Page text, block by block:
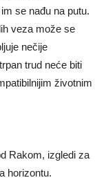
se nađu na putu.
veza može se
nečije
trud neće biti
životnim
Rakom, izgledi za
horizontu.